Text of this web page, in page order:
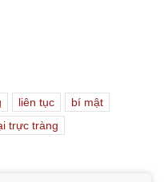
liên tục
bí mật
trực tràng